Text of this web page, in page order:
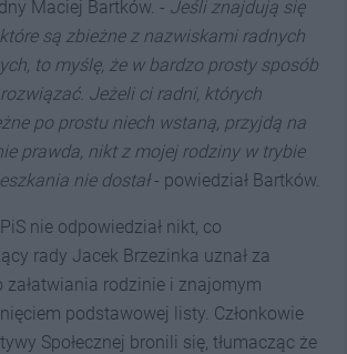
Maciej Bartków. - Jeśli znajdują się
są zbieżne z nazwiskami radnych
to myślę, że w bardzo prosty sposób
Jeżeli ci radni, których
po prostu niech wstaną, przyjdą na
prawda, nikt z mojej rodziny w trybie
nie dostał- powiedział Bartków.
nie odpowiedział nikt, co
rady Jacek Brzezinka uznał za
załatwiania rodzinie i znajomym
podstawowej listy. Członkowie
Społecznej bronili się, tłumacząc że